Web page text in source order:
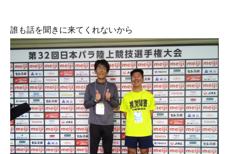
誰も話を聞きに来てくれないから